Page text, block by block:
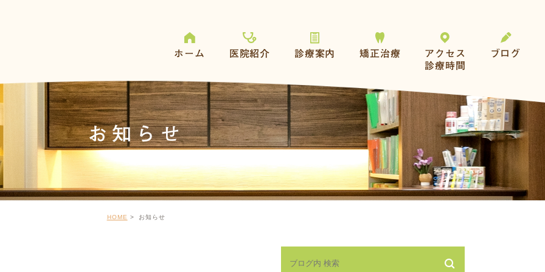
ホーム 医院紹介 診療案内
予防とメンテナンス
歯を失った方へ
その他
矯正治療
こどもの矯正
アクセス
診療時間
ブログ
お知らせ
HOME お知らせ